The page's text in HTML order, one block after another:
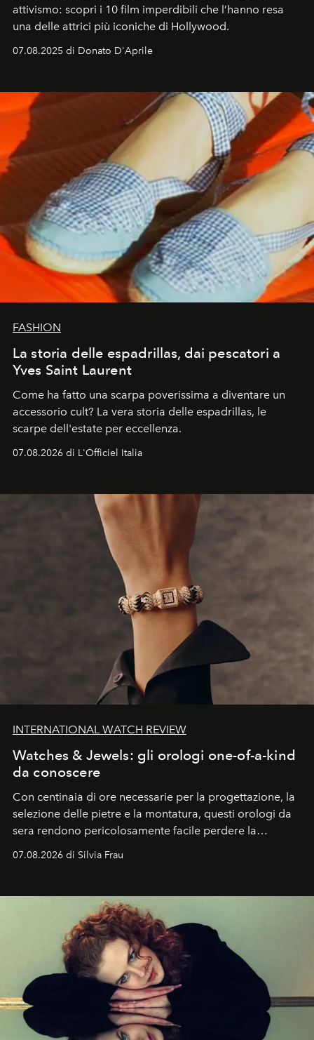
attivismo: scopri i 10 film imperdibili che l’hanno resa
una delle attrici più iconiche di Hollywood.
07.08.2025 di Donato D'Aprile
FASHION
La storia delle espadrillas, dai pescatori a
Yves Saint Laurent
Come ha fatto una scarpa poverissima a diventare un
accessorio cult? La vera storia delle espadrillas, le
scarpe dell'estate per eccellenza.
07.08.2026 di L'Officiel Italia
INTERNATIONAL WATCH REVIEW
Watches & Jewels: gli orologi one-of-a-kind
da conoscere
Con centinaia di ore necessarie per la progettazione, la
selezione delle pietre e la montatura, questi orologi da
sera rendono pericolosamente facile perdere la
cognizione del tempo. Ma con quadranti così
07.08.2026 di Silvia Frau